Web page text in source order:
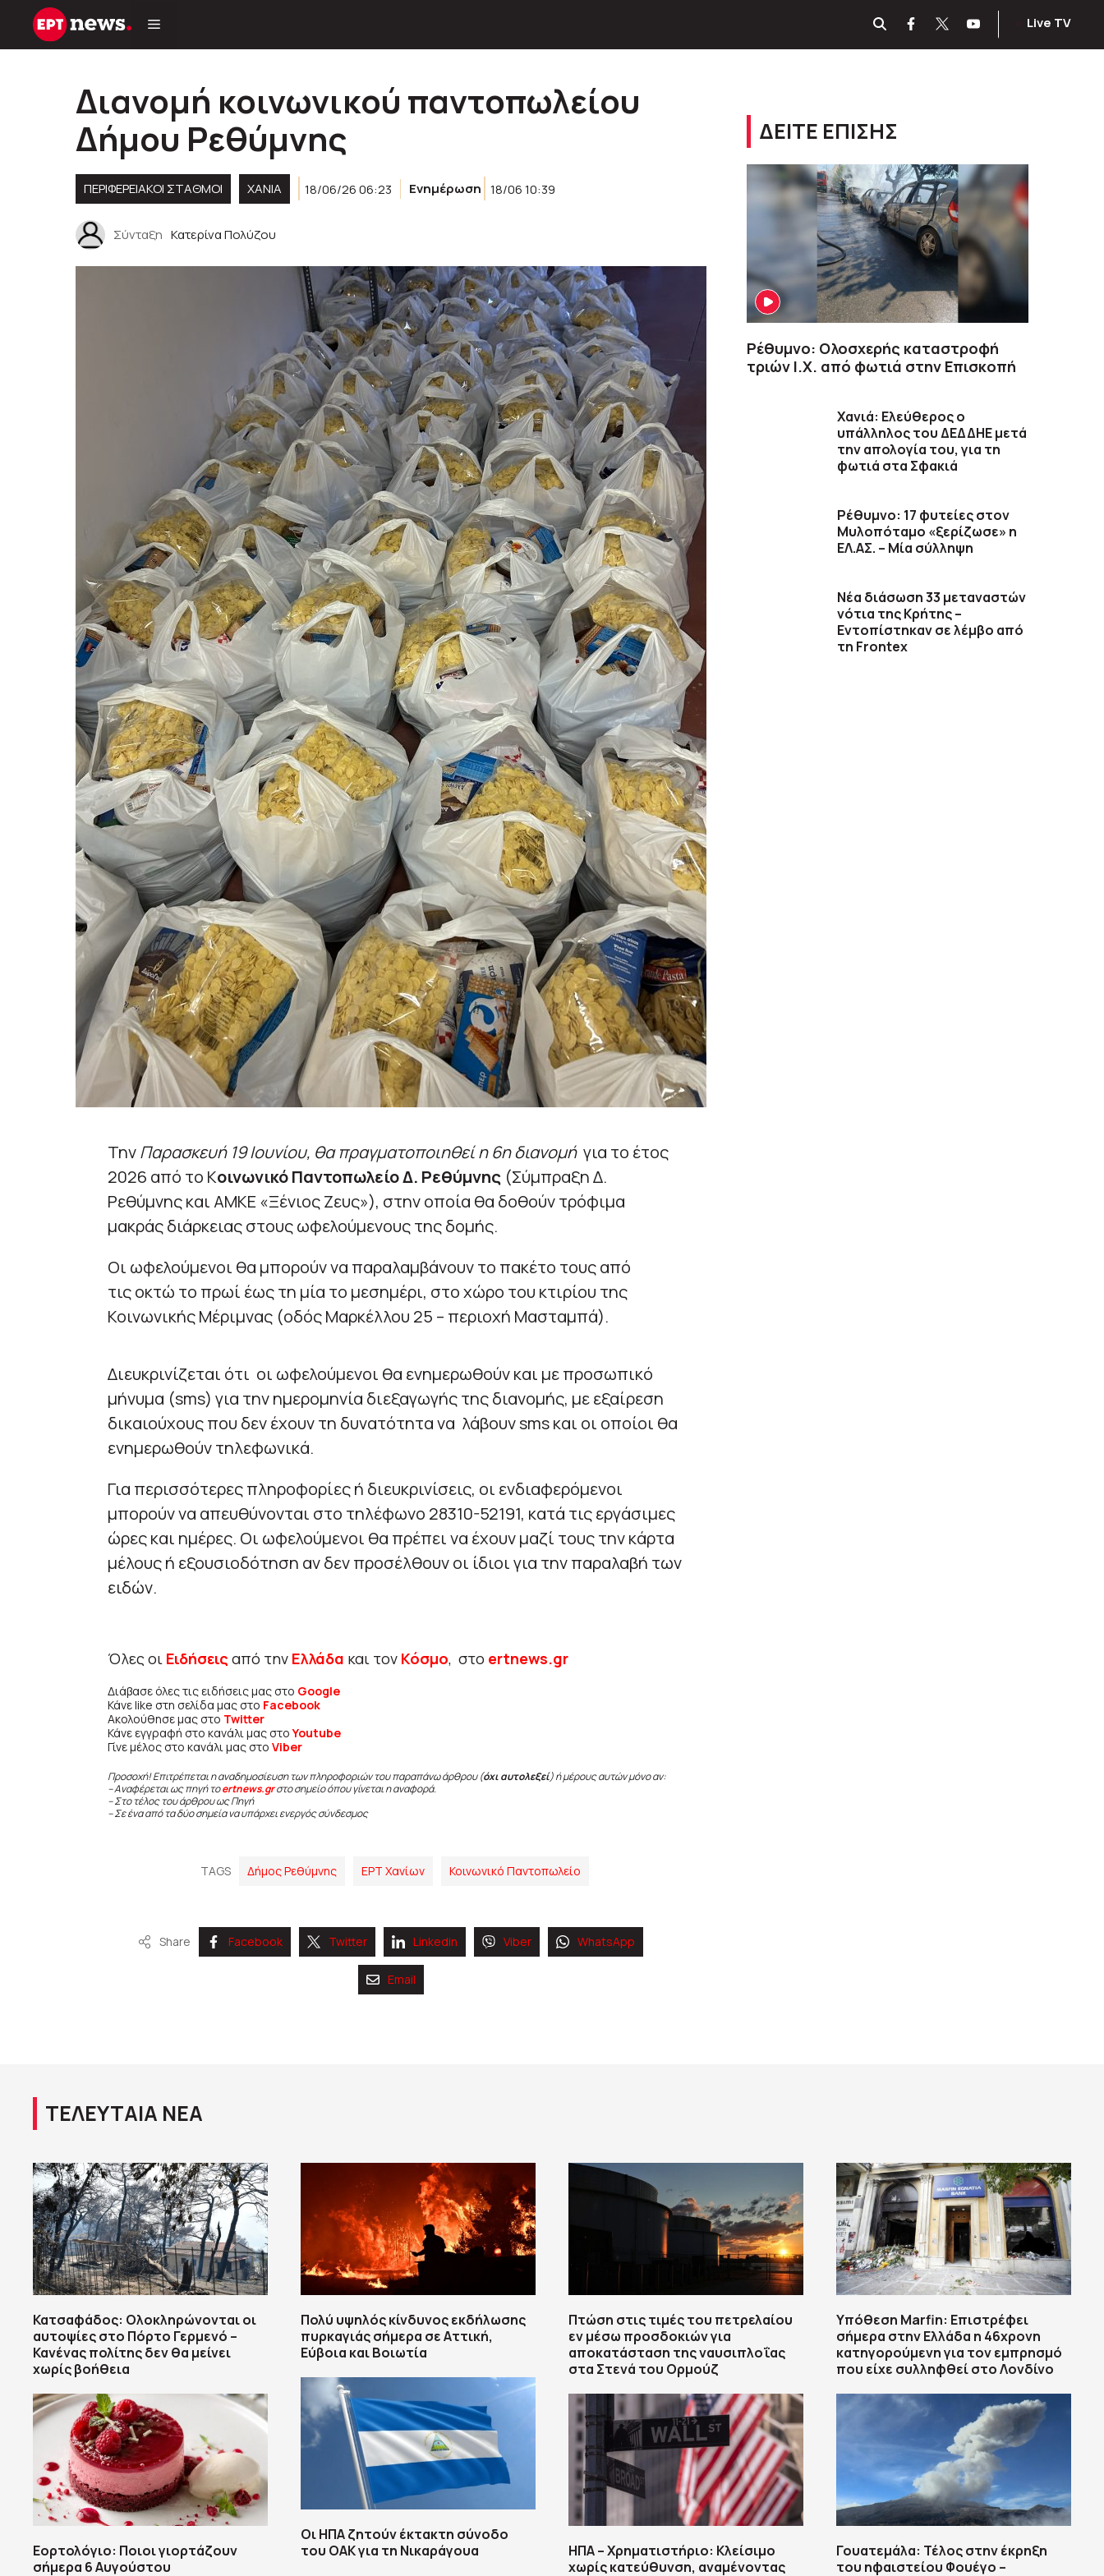
Μετάβαση
Live TV
Διανομή κοινωνικού παντοπωλείου
Δήμου Ρεθύμνης
ΠΕΡΙΦΕΡΕΙΑΚΟΊ ΣΤΑΘΜΟΊ ΧΑΝΙΑ 18/06/26 06:23 Ενημέρωση 18/06 10:39
Σύνταξη Κατερίνα Πολύζου
ΤηνΠαρασκευή 19 Ιουνίου, θα πραγματοποιηθεί η 6η διανομή για το έτος
2026 από το Κοινωνικό Παντοπωλείο Δ. Ρεθύμνης (Σύμπραξη Δ.
Ρεθύμνης και ΑΜΚΕ «Ξένιος Ζευς»), στην οποία θα δοθούν τρόφιμα
μακράς διάρκειας στους ωφελούμενους της δομής.
Οι ωφελούμενοι θα μπορούν να παραλαμβάνουν το πακέτο τους από
τις οκτώ το πρωί έως τη μία το μεσημέρι, στο χώρο του κτιρίου της
Κοινωνικής Μέριμνας (οδός Μαρκέλλου 25 – περιοχή Μασταμπά).
Διευκρινίζεται ότι οι ωφελούμενοι θα ενημερωθούν και με προσωπικό
μήνυμα (sms) για την ημερομηνία διεξαγωγής της διανομής, με εξαίρεση
δικαιούχους που δεν έχουν τη δυνατότητα να λάβουν sms και οι οποίοι θα
ενημερωθούν τηλεφωνικά.
Για περισσότερες πληροφορίες ή διευκρινίσεις, οι ενδιαφερόμενοι
μπορούν να απευθύνονται στο τηλέφωνο 28310-52191, κατά τις εργάσιμες
ώρες και ημέρες. Οι ωφελούμενοι θα πρέπει να έχουν μαζί τους την κάρτα
μέλους ή εξουσιοδότηση αν δεν προσέλθουν οι ίδιοι για την παραλαβή των
ειδών.
Όλες οι Ειδήσεις από την Ελλάδα και τον Κόσμο, στο ertnews.gr
Διάβασε όλες τις ειδήσεις μας στο Google
Κάνε like στη σελίδα μας στο Facebook
Ακολούθησε μας στο Twitter
Κάνε εγγραφή στο κανάλι μας στοYoutube
Γίνε μέλος στο κανάλι μας στο Viber
Προσοχή! Επιτρέπεται η αναδημοσίευση των πληροφοριών του παραπάνω άρθρου (όχι αυτολεξεί) ή μέρους αυτών μόνο αν:
– Αναφέρεται ως πηγή τοertnews.gr στο σημείο όπου γίνεται η αναφορά.
– Στο τέλος του άρθρου ως Πηγή
– Σε ένα από τα δύο σημεία να υπάρχει ενεργός σύνδεσμος
TAGS Δήμος Ρεθύμνης ΕΡΤ Χανίων Κοινωνικό Παντοπωλείο
Share Facebook Twitter Linkedin Viber WhatsApp
Email
ΔΕΙΤΕ ΕΠΙΣΗΣ
Ρέθυμνο: Ολοσχερής καταστροφή
τριών Ι.Χ. από φωτιά στην Επισκοπή
Χανιά: Ελεύθερος ο
υπάλληλος του ΔΕΔΔΗΕ μετά
την απολογία του, για τη
φωτιά στα Σφακιά
Ρέθυμνο: 17 φυτείες στον
Μυλοπόταμο «ξερίζωσε» η
ΕΛ.ΑΣ. – Μία σύλληψη
Νέα διάσωση 33 μεταναστών
νότια της Κρήτης –
Εντοπίστηκαν σε λέμβο από
τη Frontex
ΤΕΛΕΥΤΑΙΑ ΝΕΑ
Κατσαφάδος: Ολοκληρώνονται οι
αυτοψίες στο Πόρτο Γερμενό –
Κανένας πολίτης δεν θα μείνει
χωρίς βοήθεια
Εορτολόγιο: Ποιοι γιορτάζουν
σήμερα 6 Αυγούστου
Πολύ υψηλός κίνδυνος εκδήλωσης
πυρκαγιάς σήμερα σε Αττική,
Εύβοια και Βοιωτία
Οι ΗΠΑ ζητούν έκτακτη σύνοδο
του ΟΑΚ για τη Νικαράγουα
Πτώση στις τιμές του πετρελαίου
εν μέσω προσδοκιών για
αποκατάσταση της ναυσιπλοΐας
στα Στενά του Ορμούζ
ΗΠΑ – Χρηματιστήριο: Κλείσιμο
χωρίς κατεύθυνση, αναμένοντας
Υπόθεση Marfin: Επιστρέφει
σήμερα στην Ελλάδα η 46χρονη
κατηγορούμενη για τον εμπρησμό
που είχε συλληφθεί στο Λονδίνο
Γουατεμάλα: Τέλος στην έκρηξη
του ηφαιστείου Φουέγο –